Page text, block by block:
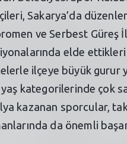
Sakarya’da
ve Serbest Güreş İl
elde ettikleri
ilçeye büyük gurur
yaş kategorilerinde çok
kazanan sporcular,
da önemli